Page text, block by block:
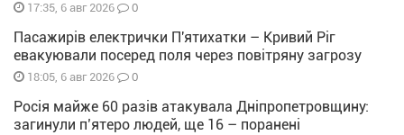
17:35, 6 авг 2026 0
Пасажирів електрички П'ятихатки – Кривий Ріг
евакуювали посеред поля через повітряну загрозу
18:05, 6 авг 2026 0
Росія майже 60 разів атакувала Дніпропетровщину:
загинули п’ятеро людей, ще 16 – поранені